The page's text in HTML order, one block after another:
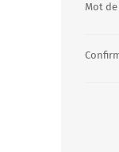
Mot de